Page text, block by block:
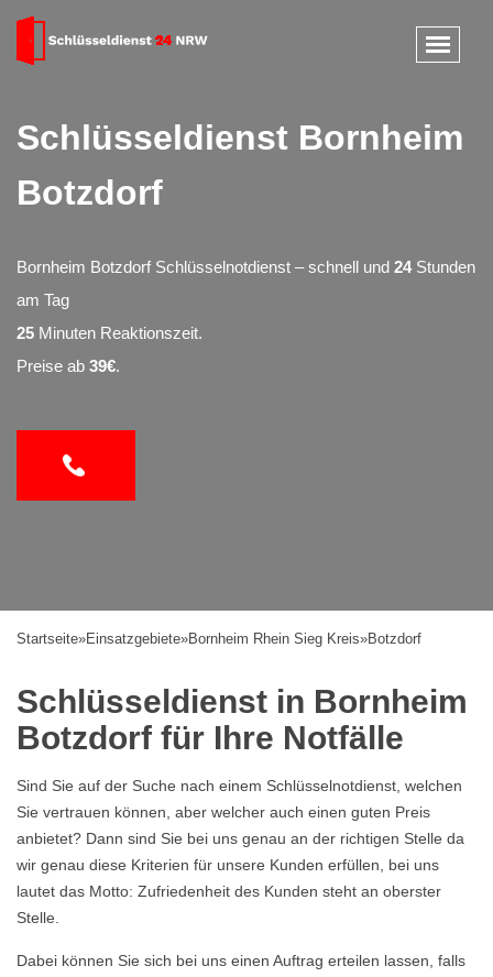
Schlüsseldienst Bornheim
Botzdorf
Bornheim Botzdorf Schlüsselnotdienst – schnell und 24Stunden
am Tag
25 Minuten Reaktionszeit.
Preise ab 39€.
Startseite»Einsatzgebiete»Bornheim Rhein Sieg Kreis»Botzdorf
Schlüsseldienst in Bornheim
Botzdorf für Ihre Notfälle
Sind Sie auf der Suche nach einem Schlüsselnotdienst, welchen
Sie vertrauen können, aber welcher auch einen guten Preis
anbietet? Dann sind Sie bei uns genau an der richtigen Stelle da
wir genau diese Kriterien für unsere Kunden erfüllen, bei uns
lautet das Motto: Zufriedenheit des Kunden steht an oberster
Stelle.
Dabei können Sie sich bei uns einen Auftrag erteilen lassen, falls